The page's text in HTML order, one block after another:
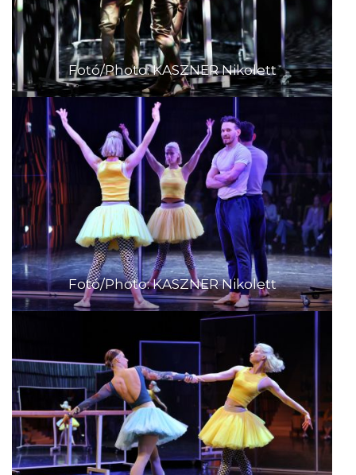
Fotó/Photo: KASZNER Nikolett
Fotó/Photo: KASZNER Nikolett